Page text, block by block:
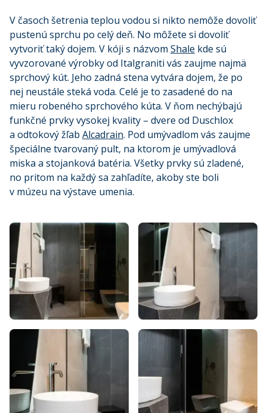
V časoch šetrenia teplou vodou si nikto nemôže dovoliť
pustenú sprchu po celý deň. No môžete si dovoliť
vytvoriť taký dojem. V kóji s názvom Shale kde sú
vyvzorované výrobky od Italgraniti vás zaujme najmä
sprchový kút. Jeho zadná stena vytvára dojem, že po
nej neustále steká voda. Celé je to zasadené do na
mieru robeného sprchového kúta. V ňom nechýbajú
funkčné prvky vysokej kvality – dvere od Duschlox
a odtokový žľab Alcadrain. Pod umývadlom vás zaujme
špeciálne tvarovaný pult, na ktorom je umývadlová
miska a stojanková batéria. Všetky prvky sú zladené,
no pritom na každý sa zahľadíte, akoby ste boli
v múzeu na výstave umenia.